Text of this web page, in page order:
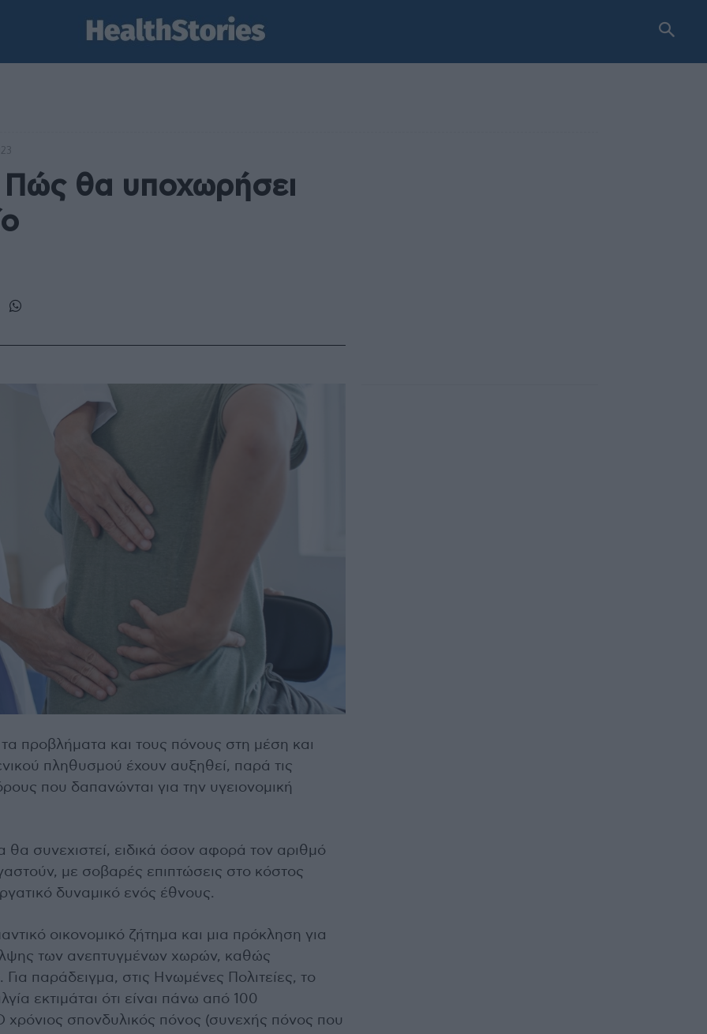
θα υποχωρήσει
προβλήματα και τους πόνους στη μέση και
πληθυσμού έχουν αυξηθεί, παρά τις
που δαπανώνται για την υγειονομική
συνεχιστεί, ειδικά όσον αφορά τον αριθμό
με σοβαρές επιπτώσεις στο κόστος
δυναμικό ενός έθνους.
οικονομικό ζήτημα και μια πρόκληση για
των ανεπτυγμένων χωρών, καθώς
παράδειγμα, στις Ηνωμένες Πολιτείες, το
εκτιμάται ότι είναι πάνω από 100
χρόνιος σπονδυλικός πόνος (συνεχής πόνος που